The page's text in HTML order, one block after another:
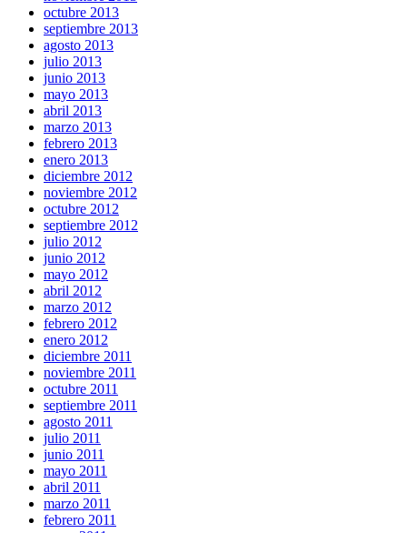
octubre 2013
septiembre 2013
agosto 2013
julio 2013
junio 2013
mayo 2013
abril 2013
marzo 2013
febrero 2013
enero 2013
diciembre 2012
noviembre 2012
octubre 2012
septiembre 2012
julio 2012
junio 2012
mayo 2012
abril 2012
marzo 2012
febrero 2012
enero 2012
diciembre 2011
noviembre 2011
octubre 2011
septiembre 2011
agosto 2011
julio 2011
junio 2011
mayo 2011
abril 2011
marzo 2011
febrero 2011